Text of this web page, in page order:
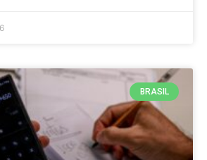
BRASIL